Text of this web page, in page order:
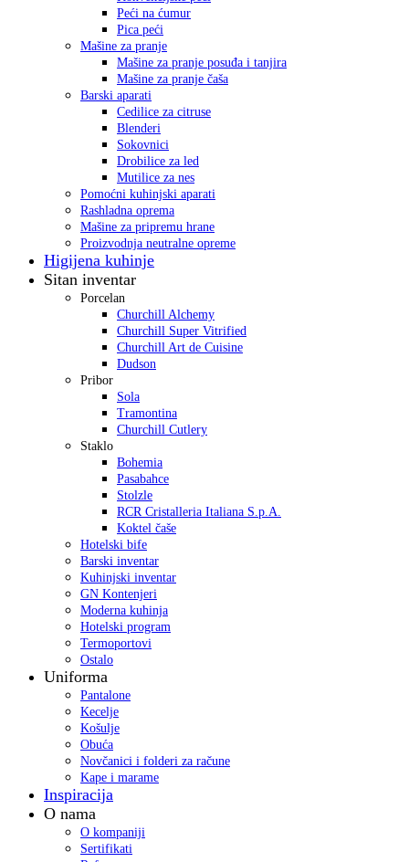
Peći na ćumur
Pica peći
Mašine za pranje
Mašine za pranje posuđa i tanjira
Mašine za pranje čaša
Barski aparati
Cedilice za citruse
Blenderi
Sokovnici
Drobilice za led
Mutilice za nes
Pomoćni kuhinjski aparati
Rashladna oprema
Mašine za pripremu hrane
Proizvodnja neutralne opreme
Higijena kuhinje
Sitan inventar
Porcelan
Churchill Alchemy
Churchill Super Vitrified
Churchill Art de Cuisine
Dudson
Pribor
Sola
Tramontina
Churchill Cutlery
Staklo
Bohemia
Pasabahce
Stolzle
RCR Cristalleria Italiana S.p.A.
Koktel čaše
Hotelski bife
Barski inventar
Kuhinjski inventar
GN Kontenjeri
Moderna kuhinja
Hotelski program
Termoportovi
Ostalo
Uniforma
Pantalone
Kecelje
Košulje
Obuća
Novčanici i folderi za račune
Kape i marame
Inspiracija
O nama
O kompaniji
Sertifikati